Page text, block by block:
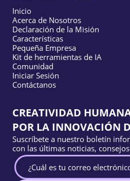
Inicio
Acerca de Nosotros
Declaración de la Misión
Características
Pequeña Empresa
Kit de herramientas de IA
Comunidad
Iniciar Sesión
Contáctanos
CREATIVIDAD
POR LA INNOVACIÓN
Suscríbete a nuestro boletín
con las últimas noticias,